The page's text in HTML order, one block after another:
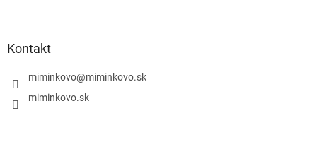
Kontakt
miminkovo@miminkovo.sk
miminkovo.sk